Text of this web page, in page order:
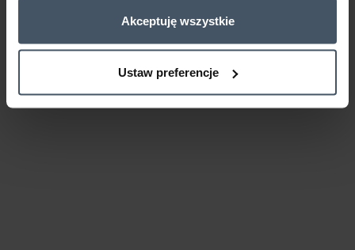
Akceptuję wszystkie
Ustaw preferencje